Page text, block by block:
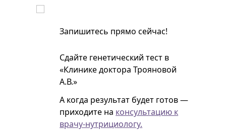
Запишитесь прямо сейчас!
Сдайте генетический тест в
«Клинике доктора Трояновой
А.В.»
А когда результат будет готов —
приходите на консультацию к
врачу-нутрициологу.